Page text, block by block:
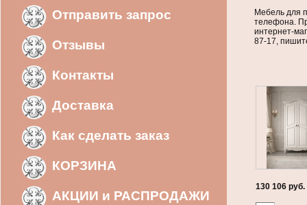
Отправить запрос
Отзывы
Контакты
Доставка
Как сделать заказ
КОРЗИНА
АКЦИИ и РАСПРОДАЖИ
Мебель для
телефона.
интернет-
87-17,
130 106 руб.